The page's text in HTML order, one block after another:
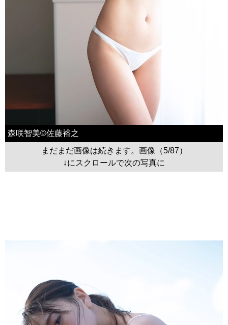
森咲智美©佐藤裕之
まだまだ画像は続きます。画像（5/87）
↓にスクロールで次の写真に